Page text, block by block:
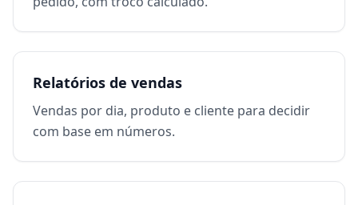
Relatórios de vendas
Vendas por dia, produto e cliente para decidir
com base em números.